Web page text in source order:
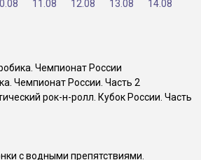
11.08 12.08 13.08 14.08
Чемпионат России
Чемпионат России. Часть 2
рок-н-ролл. Кубок России. Часть
с водными препятствиями.